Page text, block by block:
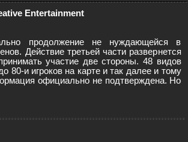
Entertainment
продолжение не нуждающейся в
Действие третьей части развернется
участие две стороны. 48 видов
80-и игроков на карте и так далее и тому
официально не подтверждена. Но